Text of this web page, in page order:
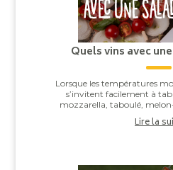
Quels vins avec
Lorsque les températures
s’invitent facilement à
mozzarella, taboulé,
Lire la